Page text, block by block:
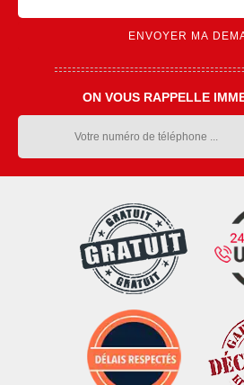
ON VOUS RAPPELLE